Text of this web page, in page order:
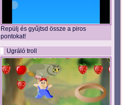
Repülj és gyűjtsd össze a piros
pontokat!
Ugráló troll